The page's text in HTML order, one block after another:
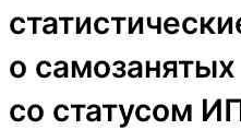
о самозанятых
со статусом